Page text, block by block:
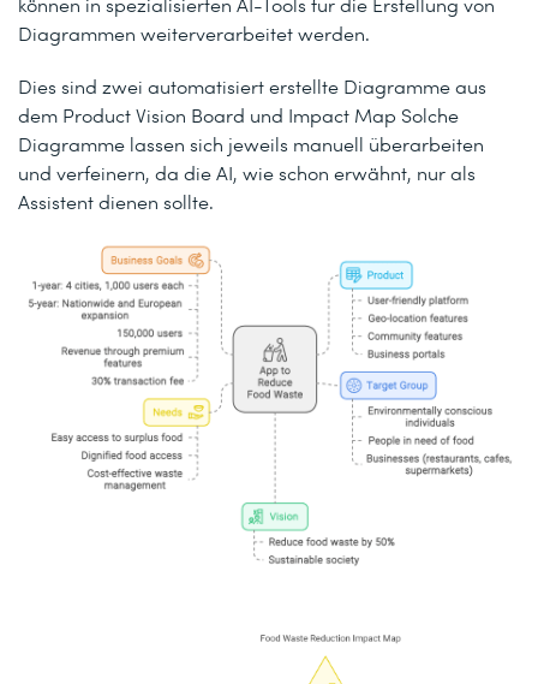
Diagrammen weiterverarbeitet werden.
Dies sind zwei automatisiert erstellte Diagramme aus
dem Product Vision Board und Impact Map Solche
Diagramme lassen sich jeweils manuell überarbeiten
und verfeinern, da die AI, wie schon erwähnt, nur als
Assistent dienen sollte.